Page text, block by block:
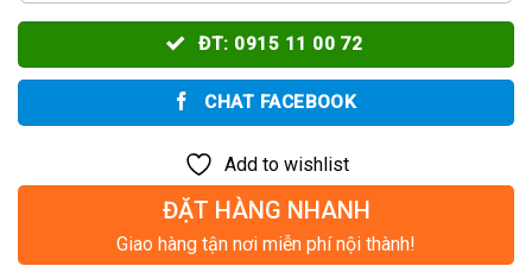
ĐT: 0915 11 00 72
CHAT FACEBOOK
Add to wishlist
ĐẶT HÀNG NHANH
Giao hàng tận nơi miễn phí nội thành!